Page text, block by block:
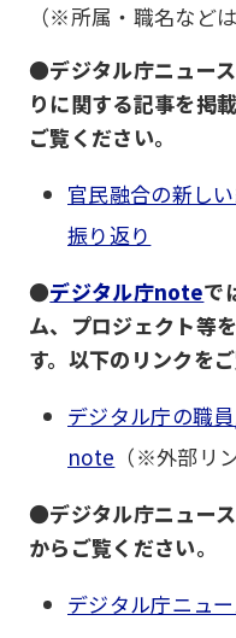
（※所属・職名など
●デジタル庁ニュー
りに関する記事を掲
ご覧ください。
官民融合の新し
振り返り
●デジタル庁noteで
ム、プロジェクト等
す。以下のリンクを
デジタル庁の職
note （※外部リ
●デジタル庁ニュー
からご覧ください。
デジタル庁ニュ